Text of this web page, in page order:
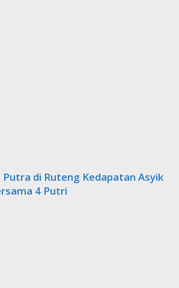
Putra di Ruteng Kedapatan Asyik
4 Putri